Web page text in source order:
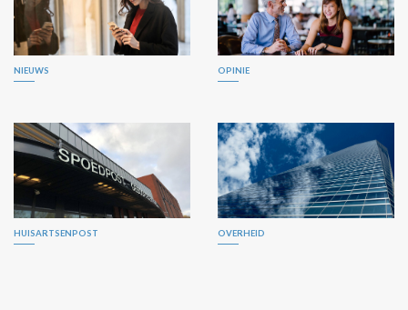
NIEUWS OPINIE
HUISARTSENPOST OVERHEID